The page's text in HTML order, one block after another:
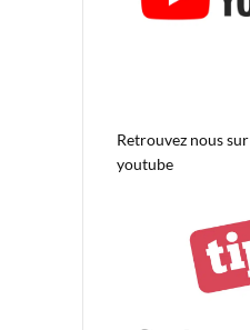
Retrouvez nous sur
youtube